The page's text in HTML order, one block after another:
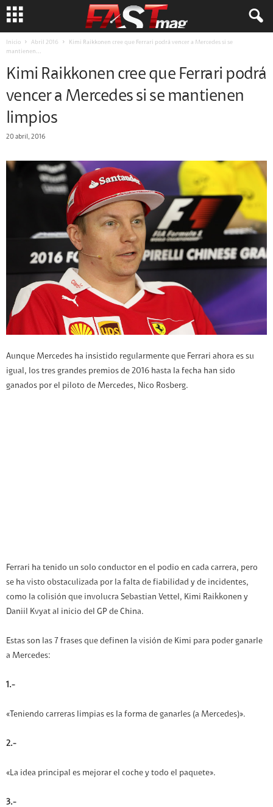
Inicio Abril 2016
Kimi Raikkonen cree que Ferrari podrá vencer a Mercedes si se
mantienen...
Kimi Raikkonen cree que Ferrari podrá
vencer a Mercedes si se mantienen
limpios
20 abril, 2016
Aunque Mercedes ha insistido regularmente que Ferrari ahora es su
igual, los tres grandes premios de 2016 hasta la fecha han sido
ganados por el piloto de Mercedes, Nico Rosberg.
Ferrari ha tenido un solo conductor en el podio en cada carrera, pero
se ha visto obstaculizada por la falta de fiabilidad y de incidentes,
como la colisión que involucra Sebastian Vettel, Kimi Raikkonen y
Daniil Kvyat al inicio del GP de China.
Estas son las 7 frases que definen la visión de Kimi para poder ganarle
a Mercedes:
1.-
«Teniendo carreras limpias es la forma de ganarles (a Mercedes)».
2.-
«La idea principal es mejorar el coche y todo el paquete».
3.-